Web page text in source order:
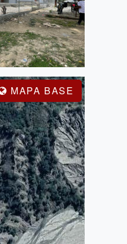
MAPA BASE